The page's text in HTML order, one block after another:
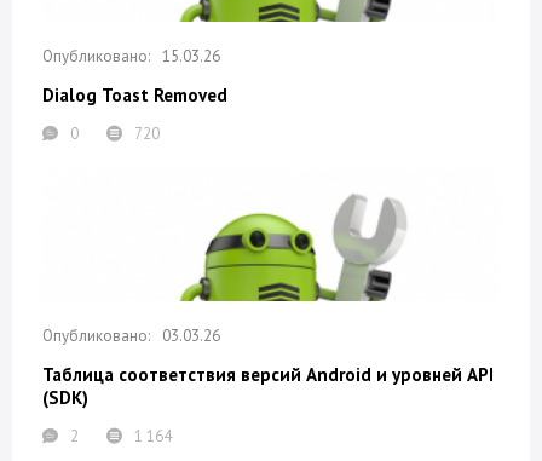
15.03.26
Dialog Toast Removed
0 720
03.03.26
Таблица соответствия версий Android и уровней API
(SDK)
2 1 164